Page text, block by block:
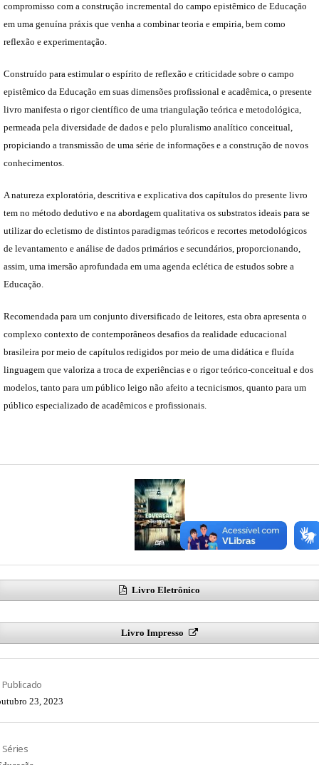
compromisso com a construção incremental do campo epistêmico de Educação
em uma genuína práxis que venha a combinar teoria e empiria, bem como
reflexão e experimentação.
Construído para estimular o espírito de reflexão e criticidade sobre o campo
epistêmico da Educação em suas dimensões profissional e acadêmica, o presente
livro manifesta o rigor científico de uma triangulação teórica e metodológica,
permeada pela diversidade de dados e pelo pluralismo analítico conceitual,
propiciando a transmissão de uma série de informações e a construção de novos
conhecimentos.
A natureza exploratória, descritiva e explicativa dos capítulos do presente livro
tem no método dedutivo e na abordagem qualitativa os substratos ideais para se
utilizar do ecletismo de distintos paradigmas teóricos e recortes metodológicos
de levantamento e análise de dados primários e secundários, proporcionando,
assim, uma imersão aprofundada em uma agenda eclética de estudos sobre a
Educação.
Recomendada para um conjunto diversificado de leitores, esta obra apresenta o
complexo contexto de contemporâneos desafios da realidade educacional
brasileira por meio de capítulos redigidos por meio de uma didática e fluída
linguagem que valoriza a troca de experiências e o rigor teórico-conceitual e dos
modelos, tanto para um público leigo não afeito a tecnicismos, quanto para um
público especializado de acadêmicos e profissionais.
Livro Eletrônico
Livro Impresso
Publicado
23, 2023
Séries